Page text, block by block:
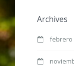
Archives
febrero